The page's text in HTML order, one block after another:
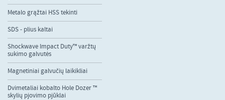
Metalo grąžtai HSS tekinti
SDS - plius kaltai
Shockwave Impact Duty™ varžtų
sukimo galvutės
Magnetiniai galvučių laikikliai
Dvimetaliai kobalto Hole Dozer ™
skylių pjovimo pjūklai